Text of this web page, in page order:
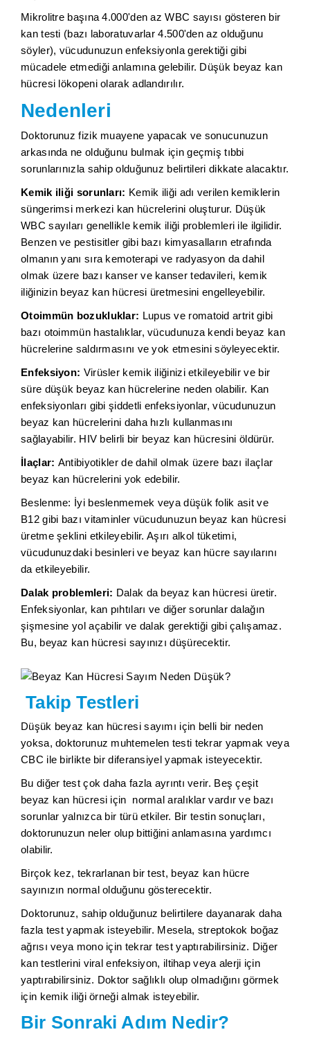
Mikrolitre başına 4.000'den az WBC sayısı gösteren bir
kan testi (bazı laboratuvarlar 4.500'den az olduğunu
söyler), vücudunuzun enfeksiyonla gerektiği gibi
mücadele etmediği anlamına gelebilir. Düşük beyaz kan
hücresi lökopeni olarak adlandırılır.
Nedenleri
Doktorunuz fizik muayene yapacak ve sonucunuzun
arkasında ne olduğunu bulmak için geçmiş tıbbi
sorunlarınızla sahip olduğunuz belirtileri dikkate alacaktır.
Kemik iliği sorunları: Kemik iliği adı verilen kemiklerin
süngerimsi merkezi kan hücrelerini oluşturur. Düşük
WBC sayıları genellikle kemik iliği problemleri ile ilgilidir.
Benzen ve pestisitler gibi bazı kimyasalların etrafında
olmanın yanı sıra kemoterapi ve radyasyon da dahil
olmak üzere bazı kanser ve kanser tedavileri, kemik
iliğinizin beyaz kan hücresi üretmesini engelleyebilir.
Otoimmün bozukluklar: Lupus ve romatoid artrit gibi
bazı otoimmün hastalıklar, vücudunuza kendi beyaz kan
hücrelerine saldırmasını ve yok etmesini söyleyecektir.
Enfeksiyon: Virüsler kemik iliğinizi etkileyebilir ve bir
süre düşük beyaz kan hücrelerine neden olabilir. Kan
enfeksiyonları gibi şiddetli enfeksiyonlar, vücudunuzun
beyaz kan hücrelerini daha hızlı kullanmasını
sağlayabilir. HIV belirli bir beyaz kan hücresini öldürür.
İlaçlar: Antibiyotikler de dahil olmak üzere bazı ilaçlar
beyaz kan hücrelerini yok edebilir.
Beslenme: İyi beslenmemek veya düşük folik asit ve
B12 gibi bazı vitaminler vücudunuzun beyaz kan hücresi
üretme şeklini etkileyebilir. Aşırı alkol tüketimi,
vücudunuzdaki besinleri ve beyaz kan hücre sayılarını
da etkileyebilir.
Dalak problemleri: Dalak da beyaz kan hücresi üretir.
Enfeksiyonlar, kan pıhtıları ve diğer sorunlar dalağın
şişmesine yol açabilir ve dalak gerektiği gibi çalışamaz.
Bu, beyaz kan hücresi sayınızı düşürecektir.
Takip Testleri
Düşük beyaz kan hücresi sayımı için belli bir neden
yoksa, doktorunuz muhtemelen testi tekrar yapmak veya
CBC ile birlikte bir diferansiyel yapmak isteyecektir.
Bu diğer test çok daha fazla ayrıntı verir. Beş çeşit
beyaz kan hücresi için normal aralıklar vardır ve bazı
sorunlar yalnızca bir türü etkiler. Bir testin sonuçları,
doktorunuzun neler olup bittiğini anlamasına yardımcı
olabilir.
Birçok kez, tekrarlanan bir test, beyaz kan hücre
sayınızın normal olduğunu gösterecektir.
Doktorunuz, sahip olduğunuz belirtilere dayanarak daha
fazla test yapmak isteyebilir. Mesela, streptokok boğaz
ağrısı veya mono için tekrar test yaptırabilirsiniz. Diğer
kan testlerini viral enfeksiyon, iltihap veya alerji için
yaptırabilirsiniz. Doktor sağlıklı olup olmadığını görmek
için kemik iliği örneği almak isteyebilir.
Bir Sonraki Adım Nedir?